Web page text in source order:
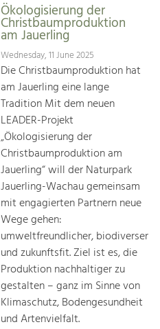
Ökologisierung der
Christbaumproduktion
am Jauerling
Wednesday, 11 June 2025
Die Christbaumproduktion hat
am Jauerling eine lange
Tradition Mit dem neuen
LEADER-Projekt
„Ökologisierung der
Christbaumproduktion am
Jauerling“ will der Naturpark
Jauerling-Wachau gemeinsam
mit engagierten Partnern neue
Wege gehen:
umweltfreundlicher, biodiverser
und zukunftsfit. Ziel ist es, die
Produktion nachhaltiger zu
gestalten – ganz im Sinne von
Klimaschutz, Bodengesundheit
und Artenvielfalt.